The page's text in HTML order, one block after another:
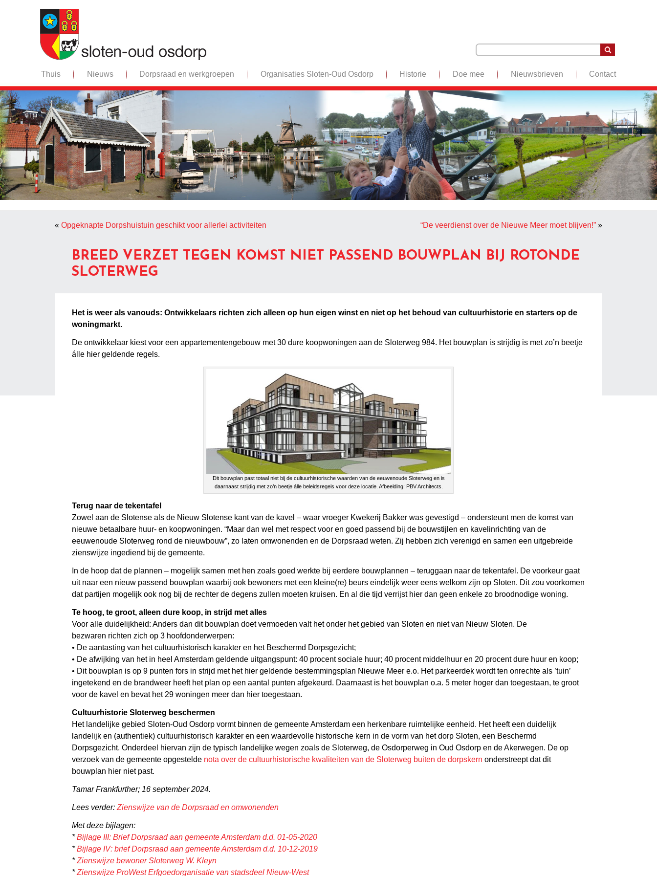
Thuis Nieuws Dorpsraad en werkgroepen Organisaties Sloten-Oud Osdorp Historie Doe mee Nieuwsbrieven Contact
« Opgeknapte Dorpshuistuin geschikt voor allerlei activiteiten “De veerdienst over de Nieuwe Meer moet blijven!” »
BREED VERZET TEGEN KOMST NIET PASSEND BOUWPLAN BIJ ROTONDE
SLOTERWEG
Het is weer als vanouds: Ontwikkelaars richten zich alleen op hun eigen winst en niet op het behoud van cultuurhistorie en starters op de
woningmarkt.
De ontwikkelaar kiest voor een appartementengebouw met 30 dure koopwoningen aan de Sloterweg 984. Het bouwplan is strijdig is met zo’n beetje
álle hier geldende regels.
Dit bouwplan past totaal niet bij de cultuurhistorische waarden van de eeuwenoude Sloterweg en is
daarnaast strijdig met zo’n beetje álle beleidsregels voor deze locatie. Afbeelding: PBV Architects.
Terug naar de tekentafel
Zowel aan de Slotense als de Nieuw Slotense kant van de kavel – waar vroeger Kwekerij Bakker was gevestigd – ondersteunt men de komst van
nieuwe betaalbare huur- en koopwoningen. “Maar dan wel met respect voor en goed passend bij de bouwstijlen en kavelinrichting van de
eeuwenoude Sloterweg rond de nieuwbouw”, zo laten omwonenden en de Dorpsraad weten. Zij hebben zich verenigd en samen een uitgebreide
zienswijze ingediend bij de gemeente.
In de hoop dat de plannen – mogelijk samen met hen zoals goed werkte bij eerdere bouwplannen – teruggaan naar de tekentafel. De voorkeur gaat
uit naar een nieuw passend bouwplan waarbij ook bewoners met een kleine(re) beurs eindelijk weer eens welkom zijn op Sloten. Dit zou voorkomen
dat partijen mogelijk ook nog bij de rechter de degens zullen moeten kruisen. En al die tijd verrijst hier dan geen enkele zo broodnodige woning.
Te hoog, te groot, alleen dure koop, in strijd met alles
Voor alle duidelijkheid: Anders dan dit bouwplan doet vermoeden valt het onder het gebied van Sloten en niet van Nieuw Sloten. De
bezwaren richten zich op 3 hoofdonderwerpen:
• De aantasting van het cultuurhistorisch karakter en het Beschermd Dorpsgezicht;
• De afwijking van het in heel Amsterdam geldende uitgangspunt: 40 procent sociale huur; 40 procent middelhuur en 20 procent dure huur en koop;
• Dit bouwplan is op 9 punten fors in strijd met het hier geldende bestemmingsplan Nieuwe Meer e.o. Het parkeerdek wordt ten onrechte als ’tuin’
ingetekend en de brandweer heeft het plan op een aantal punten afgekeurd. Daarnaast is het bouwplan o.a. 5 meter hoger dan toegestaan, te groot
voor de kavel en bevat het 29 woningen meer dan hier toegestaan.
Cultuurhistorie Sloterweg beschermen
Het landelijke gebied Sloten-Oud Osdorp vormt binnen de gemeente Amsterdam een herkenbare ruimtelijke eenheid. Het heeft een duidelijk
landelijk en (authentiek) cultuurhistorisch karakter en een waardevolle historische kern in de vorm van het dorp Sloten, een Beschermd
Dorpsgezicht. Onderdeel hiervan zijn de typisch landelijke wegen zoals de Sloterweg, de Osdorperweg in Oud Osdorp en de Akerwegen. De op
verzoek van de gemeente opgestelde nota over de cultuurhistorische kwaliteiten van de Sloterweg buiten de dorpskern onderstreept dat dit
bouwplan hier niet past.
Tamar Frankfurther; 16 september 2024.
Lees verder: Zienswijze van de Dorpsraad en omwonenden
Met deze bijlagen:
*Bijlage III: Brief Dorpsraad aan gemeente Amsterdam d.d. 01-05-2020
*Bijlage IV: brief Dorpsraad aan gemeente Amsterdam d.d. 10-12-2019
*Zienswijze bewoner Sloterweg W. Kleyn
*Zienswijze ProWest Erfgoedorganisatie van stadsdeel Nieuw-West